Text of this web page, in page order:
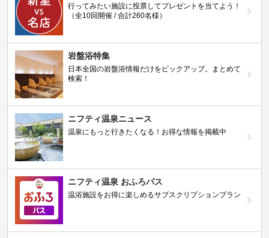
行ってみたい施設に投票してプレゼントを当てよう！
（全10回開催 / 合計260名様）
岩盤浴特集
日本全国の岩盤浴情報だけをピックアップ。まとめて
検索！
ニフティ温泉ニュース
温泉にもっと行きたくなる！お得な情報を掲載中
ニフティ温泉 おふろパス
温浴施設をお得に楽しめるサブスクリプションプラン